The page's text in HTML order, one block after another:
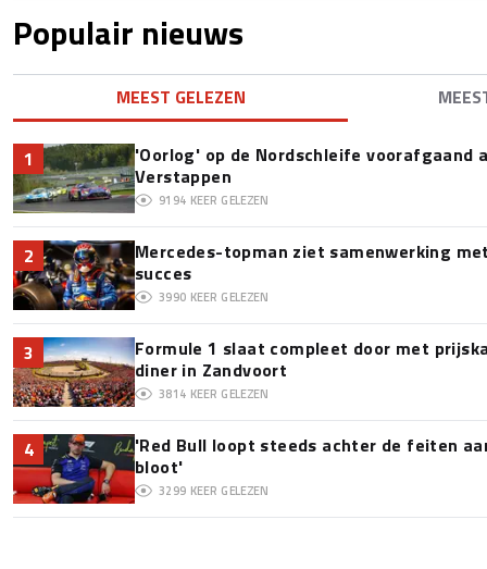
Populair nieuws
MEEST GELEZEN
1
'Oorlog' op de Nordschleife voorafgaand
Verstappen
9194 KEER GELEZEN
2
Mercedes-topman ziet samenwerking
succes
3990 KEER GELEZEN
3
Formule 1 slaat compleet door met
diner in Zandvoort
3814 KEER GELEZEN
4
'Red Bull loopt steeds achter de feiten
bloot'
3299 KEER GELEZEN